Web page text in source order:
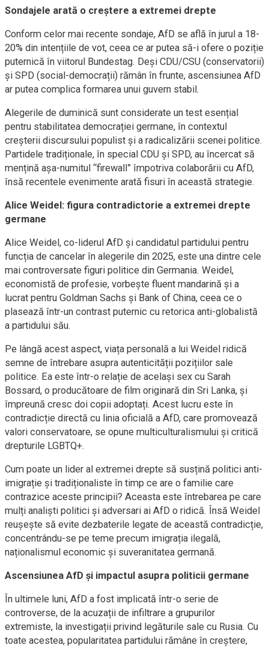
Sondajele arată o creștere a extremei drepte
Conform celor mai recente sondaje, AfD se află în jurul a 18-
20% din intențiile de vot, ceea ce ar putea să-i ofere o poziție
puternică în viitorul Bundestag. Deși CDU/CSU (conservatorii)
și SPD (social-democrații) rămân în frunte, ascensiunea AfD
ar putea complica formarea unui guvern stabil.
Alegerile de duminică sunt considerate un test esențial
pentru stabilitatea democrației germane, în contextul
creșterii discursului populist și a radicalizării scenei politice.
Partidele tradiționale, în special CDU și SPD, au încercat să
mențină așa-numitul “firewall” împotriva colaborării cu AfD,
însă recentele evenimente arată fisuri în această strategie.
Alice Weidel: figura contradictorie a extremei drepte
germane
Alice Weidel, co-liderul AfD și candidatul partidului pentru
funcția de cancelar în alegerile din 2025, este una dintre cele
mai controversate figuri politice din Germania. Weidel,
economistă de profesie, vorbește fluent mandarină și a
lucrat pentru Goldman Sachs și Bank of China, ceea ce o
plasează într-un contrast puternic cu retorica anti-globalistă
a partidului său.
Pe lângă acest aspect, viața personală a lui Weidel ridică
semne de întrebare asupra autenticității pozițiilor sale
politice. Ea este într-o relație de același sex cu Sarah
Bossard, o producătoare de film originară din Sri Lanka, și
împreună cresc doi copii adoptați. Acest lucru este în
contradicție directă cu linia oficială a AfD, care promovează
valori conservatoare, se opune multiculturalismului și critică
drepturile LGBTQ+.
Cum poate un lider al extremei drepte să susțină politici anti-
imigrație și tradiționaliste în timp ce are o familie care
contrazice aceste principii? Aceasta este întrebarea pe care
mulți analiști politici și adversari ai AfD o ridică. Însă Weidel
reușește să evite dezbaterile legate de această contradicție,
concentrându-se pe teme precum imigrația ilegală,
naționalismul economic și suveranitatea germană.
Ascensiunea AfD și impactul asupra politicii germane
În ultimele luni, AfD a fost implicată într-o serie de
controverse, de la acuzații de infiltrare a grupurilor
extremiste, la investigații privind legăturile sale cu Rusia. Cu
toate acestea, popularitatea partidului rămâne în creștere,